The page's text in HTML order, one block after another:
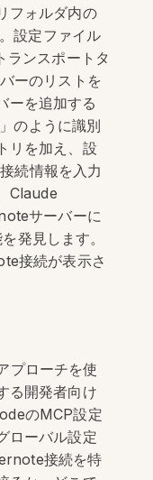
フォルダ内の
設定ファイル
ランスポートタ
ーのリストを
ーを追加する
のように識別
リを加え、設
続情報を入力
Claude
サーバーに
発見します。
接続が表示さ
プローチを使
る開発者向け
のMCP設定
ローバル設定
接続を特